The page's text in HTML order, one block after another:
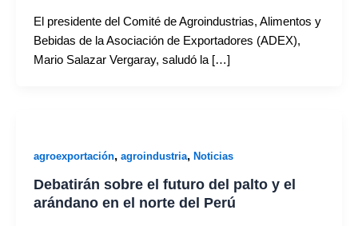
El presidente del Comité de Agroindustrias, Alimentos y
Bebidas de la Asociación de Exportadores (ADEX),
Mario Salazar Vergaray, saludó la […]
agroexportación, agroindustria, Noticias
Debatirán sobre el futuro del palto y el
arándano en el norte del Perú